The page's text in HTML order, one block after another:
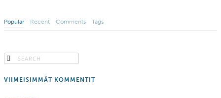
Popular Recent Comments Tags
VIIMEISIMMÄT KOMMENTIT